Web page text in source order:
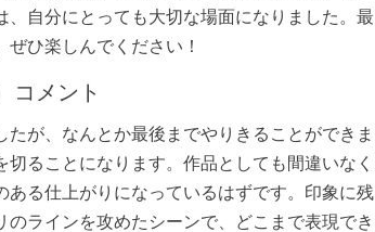
自分にとっても大切な場面になりました。最
ひ楽しんでください！
コメント
が、なんとか最後までやりきることができま
ることになります。作品としても間違いなく
る仕上がりになっているはずです。印象に残
ラインを攻めたシーンで、どこまで表現でき